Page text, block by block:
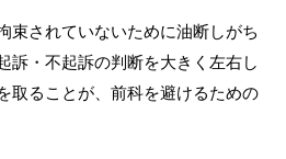
手紙
束されていないために油断しがち
訴・不起訴の判断を大きく左右し
取ることが、前科を避けるための